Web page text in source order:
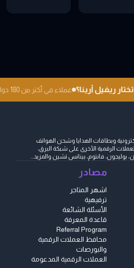
تختار ريفيل أرينا؟ عملاء في أكثر من 180 دولة
وبطاقات الهدايا وشحن الهواتف
الرقمية الأخرى على شبكة البرق،
بوليجون، فانتوم، بينانس تشين والمزيد...
مصادر
اشهر المتاجر
ترفيهية
الأسئلة الشائعة
قاعدة المعرفة
Referral Program
محافظ العملات الرقمية
والبورصات
العملات الرقمية المدعومة